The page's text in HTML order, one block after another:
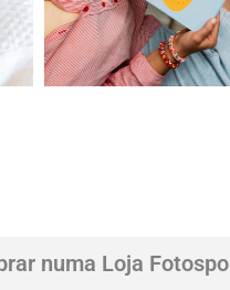
numa Loja